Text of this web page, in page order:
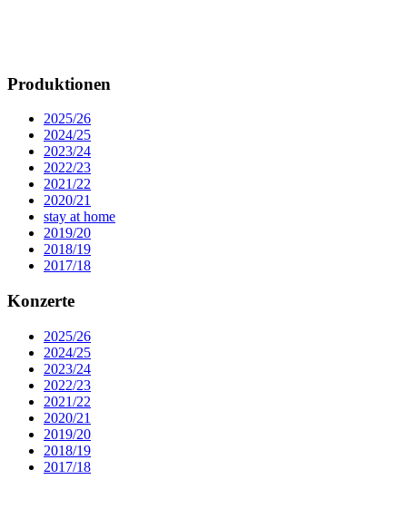
Produktionen
2025/26
2024/25
2023/24
2022/23
2021/22
2020/21
stay at home
2019/20
2018/19
2017/18
Konzerte
2025/26
2024/25
2023/24
2022/23
2021/22
2020/21
2019/20
2018/19
2017/18